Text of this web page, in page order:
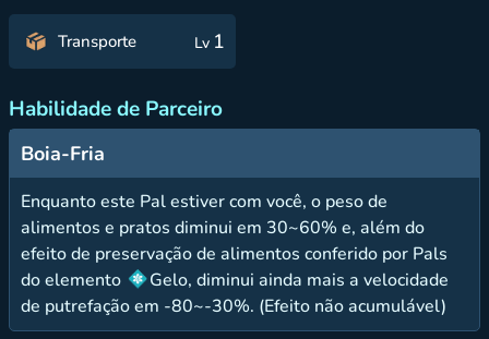
Transporte Lv 1
Habilidade de Parceiro
Boia-Fria
Enquanto este Pal estiver com você, o peso de
alimentos e pratos diminui em 30~60% e, além do
efeito de preservação de alimentos conferido por Pals
do elemento
Gelo, diminui ainda mais a velocidade
de putrefação em -80~-30%. (Efeito não acumulável)